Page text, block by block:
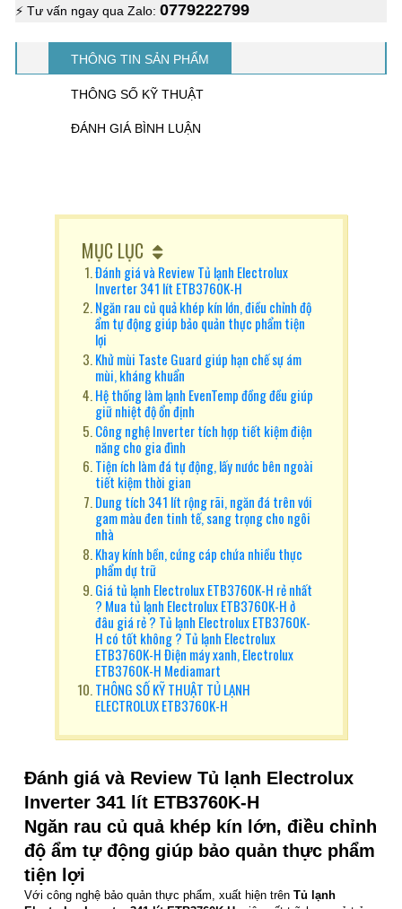
⚡ Tư vấn ngay qua Zalo: 0779222799
THÔNG TIN SẢN PHẨM
THÔNG SỐ KỸ THUẬT
ĐÁNH GIÁ BÌNH LUẬN
MỤC LỤC
Đánh giá và Review Tủ lạnh Electrolux
Inverter 341 lít ETB3760K-H
Ngăn rau củ quả khép kín lớn, điều chỉnh độ
ẩm tự động giúp bảo quản thực phẩm tiện
lợi
Khử mùi Taste Guard giúp hạn chế sự ám
mùi, kháng khuẩn
Hệ thống làm lạnh EvenTemp đồng đều giúp
giữ nhiệt độ ổn định
Công nghệ Inverter tích hợp tiết kiệm điện
năng cho gia đình
Tiện ích làm đá tự động, lấy nước bên ngoài
tiết kiệm thời gian
Dung tích 341 lít rộng rãi, ngăn đá trên với
gam màu đen tinh tế, sang trọng cho ngôi
nhà
Khay kính bền, cứng cáp chứa nhiều thực
phẩm dự trữ
Giá tủ lạnh Electrolux ETB3760K-H rẻ nhất
? Mua tủ lạnh Electrolux ETB3760K-H ở
đâu giá rẻ ? Tủ lạnh Electrolux ETB3760K-
H có tốt không ? Tủ lạnh Electrolux
ETB3760K-H Điện máy xanh, Electrolux
ETB3760K-H Mediamart
THÔNG SỐ KỸ THUẬT TỦ LẠNH
ELECTROLUX ETB3760K-H
Đánh giá và Review Tủ lạnh Electrolux
Inverter 341 lít ETB3760K-H
Ngăn rau củ quả khép kín lớn, điều chỉnh
độ ẩm tự động giúp bảo quản thực phẩm
tiện lợi
Với công nghệ bảo quản thực phẩm, xuất hiện trên Tủ lạnh